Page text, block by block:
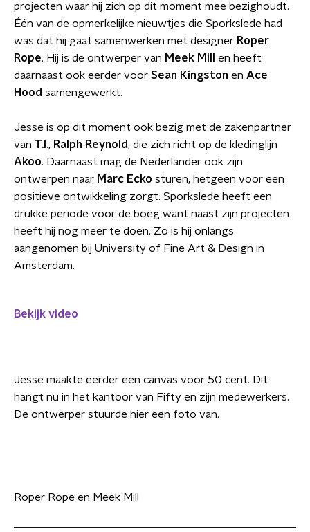
projecten waar hij zich op dit moment mee bezighoudt.
Één van de opmerkelijke nieuwtjes die Sporkslede had
was dat hij gaat samenwerken met designer Roper
Rope. Hij is de ontwerper van Meek Mill
en heeft
daarnaast ook eerder voor Sean Kingston en Ace
Hood samengewerkt.
Jesse is op dit moment ook bezig met de zakenpartner
van T.I., Ralph Reynold, die zich richt op de kledinglijn
Akoo. Daarnaast mag de Nederlander ook zijn
ontwerpen naar Marc Ecko sturen, hetgeen voor een
positieve ontwikkeling zorgt. Sporkslede heeft een
drukke periode voor de boeg want naast zijn projecten
heeft hij nog meer te doen. Zo is hij onlangs
aangenomen bij University of Fine Art & Design in
Amsterdam.
Bekijk video
Jesse maakte eerder een canvas voor 50 cent. Dit
hangt nu in het kantoor van Fifty en zijn medewerkers.
De ontwerper stuurde hier een foto van.
Roper Rope en Meek Mill